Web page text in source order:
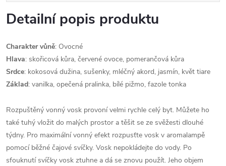
Detailní popis produktu
Charakter vůně: Ovocné
Hlava: skořicová kůra, červené ovoce, pomerančová kůra
Srdce: kokosová dužina, sušenky, mléčný akord, jasmín, květ tiare
Základ: vanilka, opečená pralinka, bílé pižmo, fazole tonka
Rozpuštěný vonný vosk provoní velmi rychle celý byt. Můžete ho
také tuhý vložit do malých prostor a těšit se ze svěžesti dlouhé
týdny. Pro maximální vonný efekt rozpusťte vosk v aromalampě
pomocí běžné čajové svíčky. Vosk nepokládejte do vody. Po
sfouknutí svíčky vosk ztuhne a dá se znovu použít. Jeho objem